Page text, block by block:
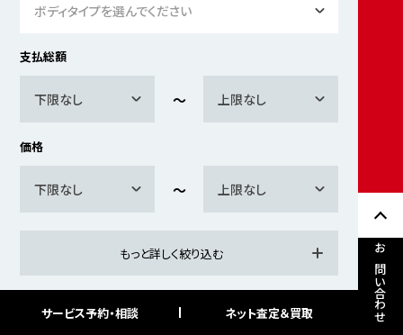
お問い合わせ
ボディタイプを選んでください
支払総額
下限なし 上限なし
価格
下限なし 上限なし
もっと詳しく絞り込む
検索
サービス予約・相談 ネット査定＆買取